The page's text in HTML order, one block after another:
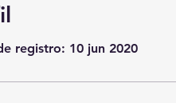
registro: 10 jun 2020